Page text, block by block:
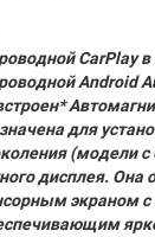
CarPlay
Android
для
(модели с
дисплея. Она
экраном